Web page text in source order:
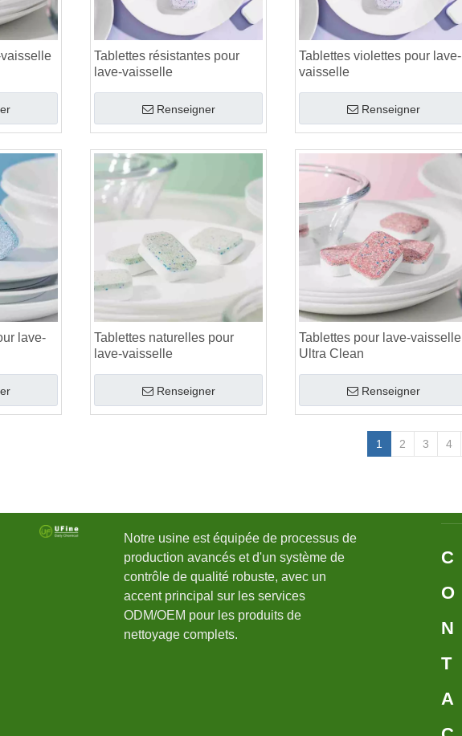
Tablettes résistantes pour
lave-vaisselle
Renseigner
Tablettes violettes pour lave-
vaisselle
Renseigner
lave-
Tablettes naturelles pour
lave-vaisselle
Renseigner
Tablettes pour lave-vaisselle
Ultra Clean
Renseigner
1 2 3 4
Notre usine est équipée de processus de
production avancés et d'un système de
contrôle de qualité robuste, avec un
accent principal sur les services
ODM/OEM pour les produits de
nettoyage complets.
C
O
N
T
A